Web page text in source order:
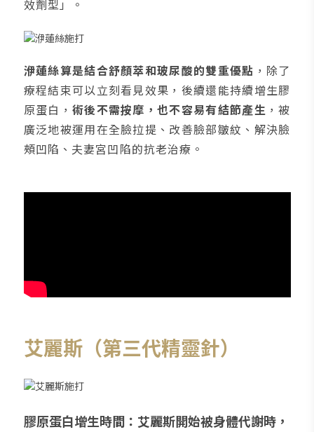
效劑型」。
洢蓮絲算是結合舒顏萃和玻尿酸的雙重優點 ，除了
療程結束可以立刻看見效果，後續還能持續增生膠
原蛋白， 術後不需按摩，也不容易有結節產生 ，被
廣泛地被運用在全臉拉提、改善臉部皺紋、解決臉
頰凹陷、夫妻宮凹陷的抗老治療。
艾麗斯（第三代精靈針）
膠原蛋白增生時間：艾麗斯開始被身體代謝時，